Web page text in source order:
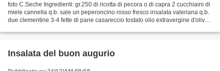
foto C.Seche Ingredienti: gr.250 di ricotta di pecora o di capra 2 cucchiaini di
miele cannella q.b. sale un peperoncino rosso fresco insalata valeriana q.b.
due clementine 3-4 fette di pane casareccio tostato olio extravergine d'oliva
Insalata del buon augurio